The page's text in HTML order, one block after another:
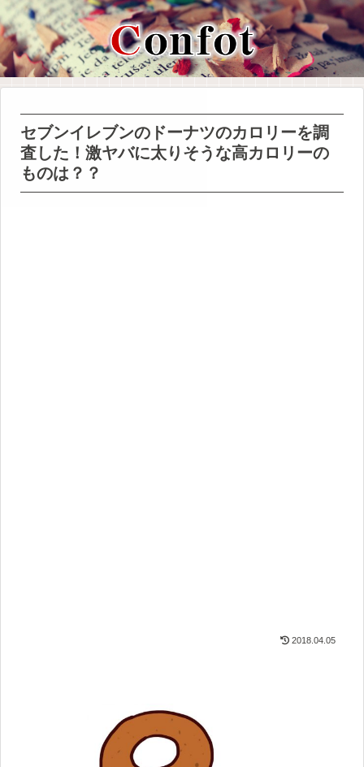
セブンイレブンのドーナツのカロリーを調
査した！激ヤバに太りそうな高カロリーの
ものは？？
2018.04.05